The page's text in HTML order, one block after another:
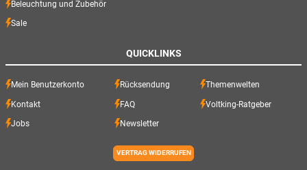
Beleuchtung und Zubehör
Sale
QUICKLINKS
Mein Benutzerkonto Rücksendung Themenwelten
Kontakt FAQ Voltking-Ratgeber
Jobs Newsletter
VERTRAG WIDERRUFEN